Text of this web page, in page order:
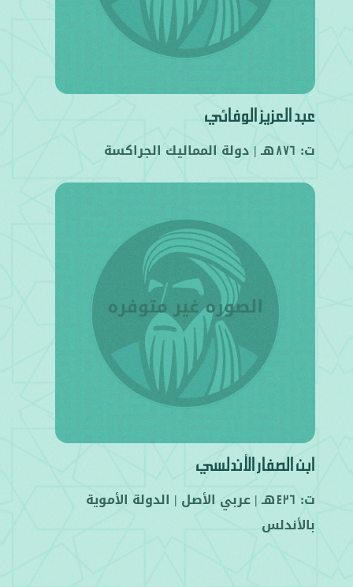
عبد العزيز الوفائي
ت:876هـ |دولة المماليك الجراكسة
ابن الصفار الأندلسي
ت: 426هـ |عربيالأصل | الدولة الأموية
بالأندلس